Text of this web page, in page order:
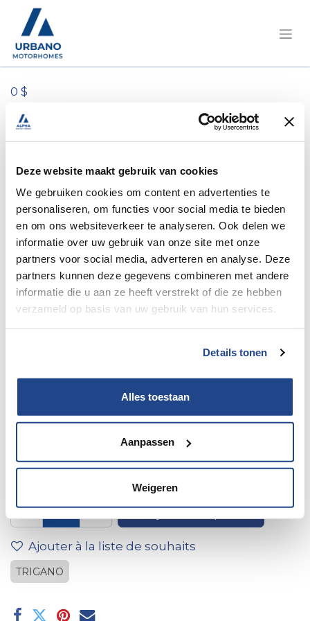
Deze website maakt gebruik van cookies
We gebruiken cookies om content en advertenties te
personaliseren, om functies voor social media te bieden
en om ons websiteverkeer te analyseren. Ook delen we
informatie over uw gebruik van onze site met onze
partners voor social media, adverteren en analyse. Deze
partners kunnen deze gegevens combineren met andere
informatie die u aan ze heeft verstrekt of die ze hebben
verzameld op basis van uw gebruik van hun services.
Details tonen
Alles toestaan
Aanpassen
Weigeren
0 $
Tous les produits
1 raccord conique droit en acier 8-10 mm
1 raccord conique droit en
acier 8-10 mm
Ajouter à la liste de souhaits
TRIGANO